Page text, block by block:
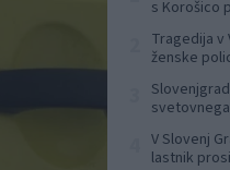
s Korošico
Tragedija v
ženske
V Slovenj
lastnik